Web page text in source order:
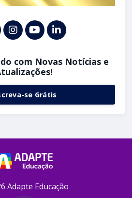
com Novas Notícias e
se Grátis
Adapte Educação